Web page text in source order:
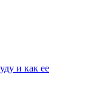
и как ее